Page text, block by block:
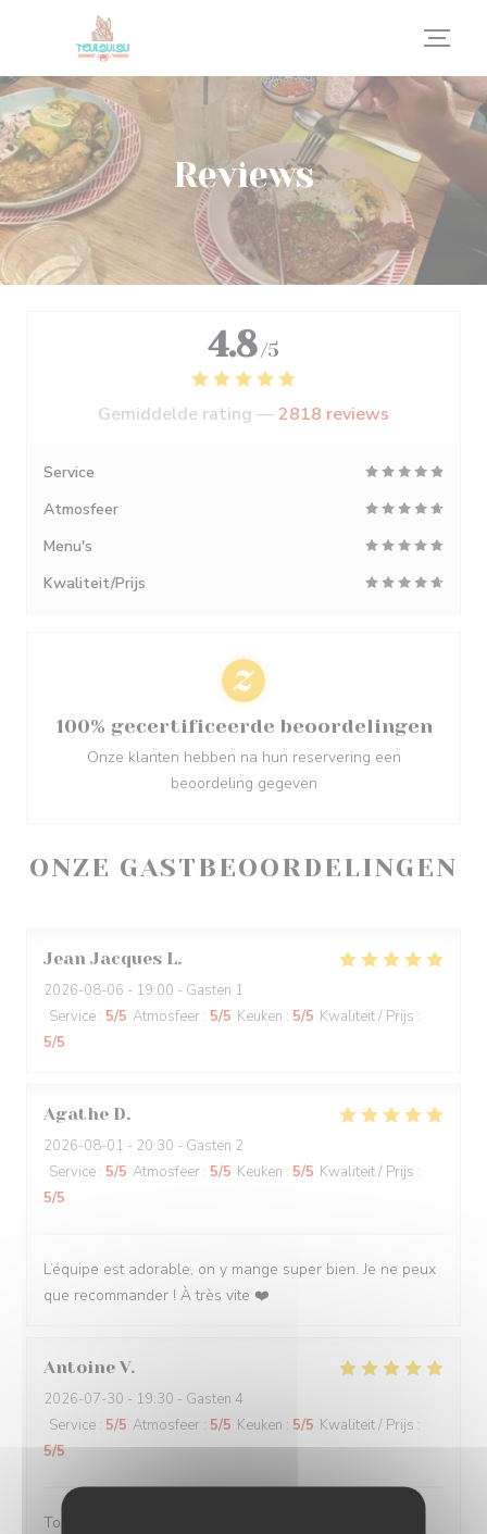
Cookies beheer paneel
Reviews
ONZE GASTBEOORDELINGEN
Jean Jacques L
2026-08-06 - 19:00 - Gasten 1
Service : 5/5 Atmosfeer : 5/5 Keuken : 5/5 Kwaliteit / Prijs :
5/5
Agathe D
2026-08-01 - 20:30 - Gasten 2
Service : 5/5 Atmosfeer : 5/5 Keuken : 5/5 Kwaliteit / Prijs :
5/5
L’équipe est adorable, on y mange super bien. Je ne peux
que recommander ! À très vite ❤️
Antoine V
2026-07-30 - 19:30 - Gasten 4
Service : 5/5 Atmosfeer : 5/5 Keuken : 5/5 Kwaliteit / Prijs :
5/5
Toujours servi avec bonne humeur ! Plats délicieux
4.8 /5
Gemiddelde rating —2818 reviews
Service
Atmosfeer
Menu's
Kwaliteit/Prijs
100% gecertificeerde beoordelingen
Onze klanten hebben na hun reservering een
beoordeling gegeven